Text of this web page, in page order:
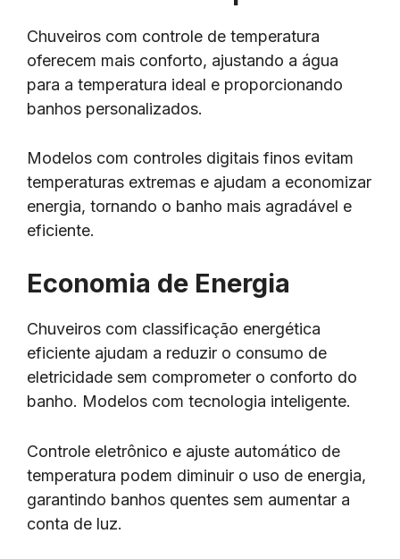
Chuveiros com controle de temperatura
oferecem mais conforto, ajustando a água
para a temperatura ideal e proporcionando
banhos personalizados.
Modelos com controles digitais finos evitam
temperaturas extremas e ajudam a economizar
energia, tornando o banho mais agradável e
eficiente.
Economia de Energia
Chuveiros com classificação energética
eficiente ajudam a reduzir o consumo de
eletricidade sem comprometer o conforto do
banho. Modelos com tecnologia inteligente.
Controle eletrônico e ajuste automático de
temperatura podem diminuir o uso de energia,
garantindo banhos quentes sem aumentar a
conta de luz.